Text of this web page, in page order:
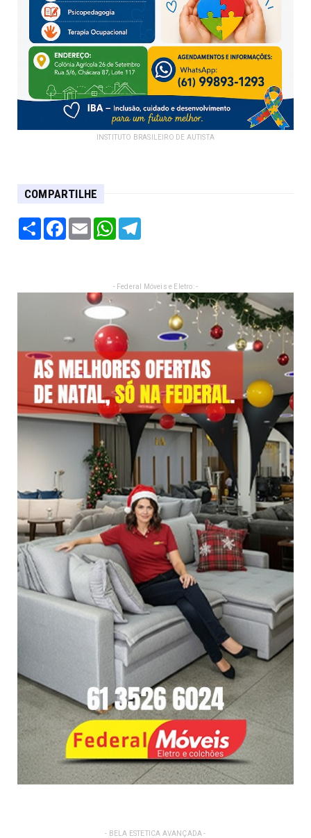
INSTITUTO BRASILEIRO DE AUTISTA
COMPARTILHE
Share Facebook
Email WhatsApp
- Federal Móveis e Eletro: -
- BELA ESTETICA AVANÇADA -